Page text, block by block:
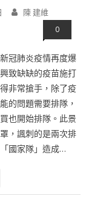
陳 建維
0
冠肺炎疫情再度爆
致缺缺的疫苗施打
非常搶手，除了疫
的問題需要排隊，
也開始排隊。此景
，諷刺的是兩次排
國家隊」造成…